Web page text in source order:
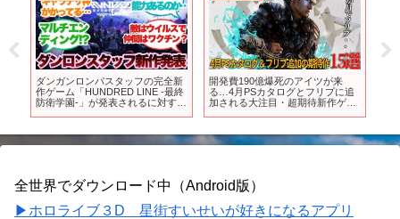
ダンガンロンパスタッフの完全新
作ゲーム「HUNDRED LINE -最終
防衛学園-」が発表されるに対する
開発費190億爆死のアイツが来
る…4月PSカタログとフリプに追
加される大注目・超期待新作ゲー
デイヴザダイバー等いろいろヤバ
いメンツ
全世界でダウンロード中（Android版）
▶ホロライブ３D 星街すいせいが好きになるアプリ